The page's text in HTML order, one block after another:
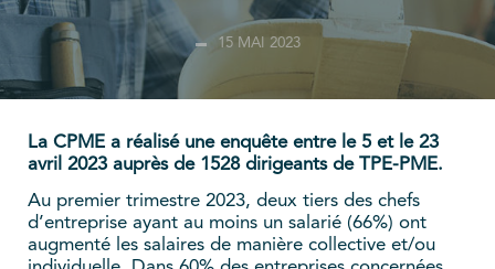
15 MAI 2023
La CPME a réalisé une enquête entre le 5 et le 23
avril 2023 auprès de 1528 dirigeants de TPE-PME.
Au premier trimestre 2023, deux tiers des chefs
d’entreprise ayant au moins un salarié (66%) ont
augmenté les salaires de manière collective et/ou